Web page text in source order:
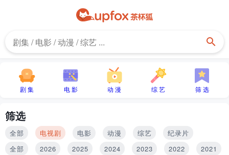
剧 集 电 影 动 漫 综 艺 筛 选
筛选
全部 电视剧 电影 动漫 综艺
纪录片
全部
2026 2025 2024 2023 2022
2021